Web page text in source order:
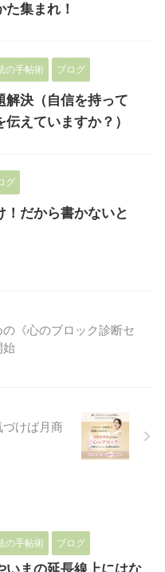
集まれ！
の手帖術 ブログ
解決（自信を持って
えていますか？）
グ
！だから書かないと
《心のブロック診断セ
始
けば月商
の手帖術 ブログ
いまの延長線上にはな